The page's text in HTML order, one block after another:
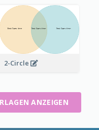
2-Circle
ANZEIGEN